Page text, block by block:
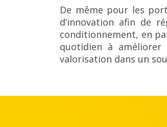
De même pour les
d’innovation afin de
conditionnement, en
quotidien à
valorisation dans un